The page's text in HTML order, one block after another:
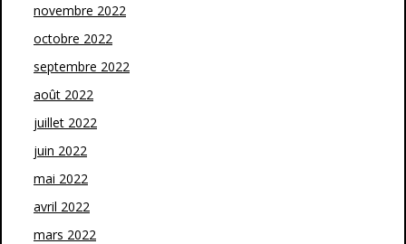
novembre 2022
octobre 2022
septembre 2022
août 2022
juillet 2022
juin 2022
mai 2022
avril 2022
mars 2022